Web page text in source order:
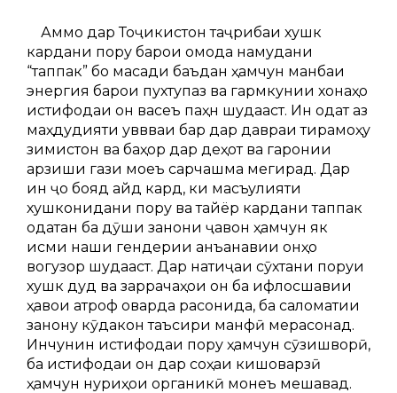
Аммо дар Тоҷикистон таҷрибаи хушк
кардани пору барои омода намудани
“таппак” бо мақсади баъдан ҳамчун манбаи
энергия барои пухтупаз ва гармкунии хонаҳо
истифодаи он васеъ паҳн шудааст. Ин одат аз
маҳдудияти қуввваи барқ дар давраи тирамоҳу
зимистон ва баҳор дар деҳот ва гаронии
арзиши гази моеъ сарчашма мегирад. Дар
ин ҷо бояд қайд кард, ки масъулияти
хушконидани пору ва тайёр кардани таппак
одатан ба дӯши занони ҷавон ҳамчун як
қисми нақши гендерии анъанавии онҳо
вогузор шудааст. Дар натиҷаи сӯхтани поруи
хушк дуд ва заррачаҳои он ба ифлосшавии
ҳавои атроф оварда расонида, ба саломатии
занону кӯдакон таъсири манфӣ мерасонад.
Инчунин истифодаи пору ҳамчун сӯзишворӣ,
ба истифодаи он дар соҳаи кишоварзӣ
ҳамчун нуриҳои органикӣ монеъ мешавад.